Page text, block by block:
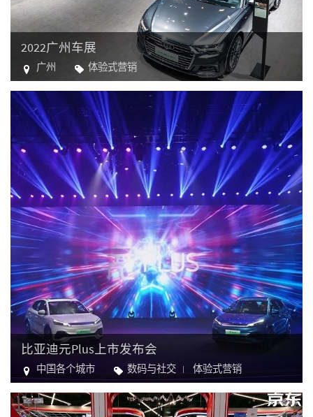
2022广州车展
广州
体验式营销
汽车
比亚迪元Plus上市发布会
中国各个城市 数码与社交
体验式营销
汽车